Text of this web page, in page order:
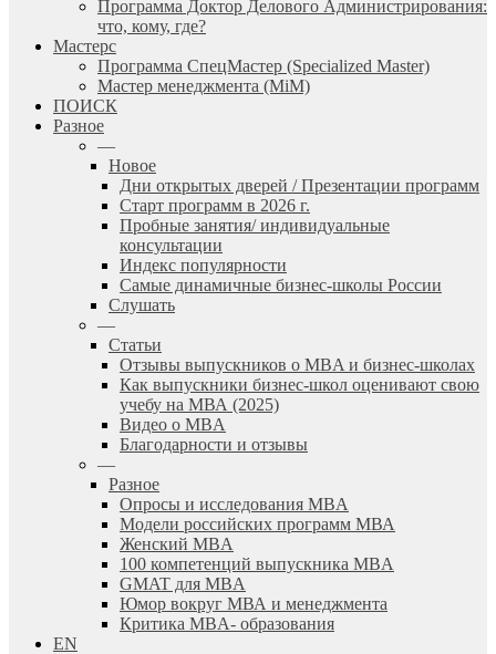
Программа Доктор Делового Администрирования:
что, кому, где?
Мастерс
Программа СпецМастер (Specialized Master)
Мастер менеджмента (MiM)
ПОИСК
Разное
—
Новое
Дни открытых дверей / Презентации программ
Старт программ в 2026 г.
Пробные занятия/ индивидуальные
консультации
Индекс популярности
Самые динамичные бизнес-школы России
Слушать
—
Статьи
Отзывы выпускников о MBA и бизнес-школах
Как выпускники бизнес-школ оценивают свою
учебу на МВА (2025)
Видео о MBA
Благодарности и отзывы
—
Разное
Опросы и исследования MBA
Модели российских программ МВА
Женский MBA
100 компетенций выпускника MBA
GMAT для MBA
Юмор вокруг МВА и менеджмента
Критика MBA- образования
EN